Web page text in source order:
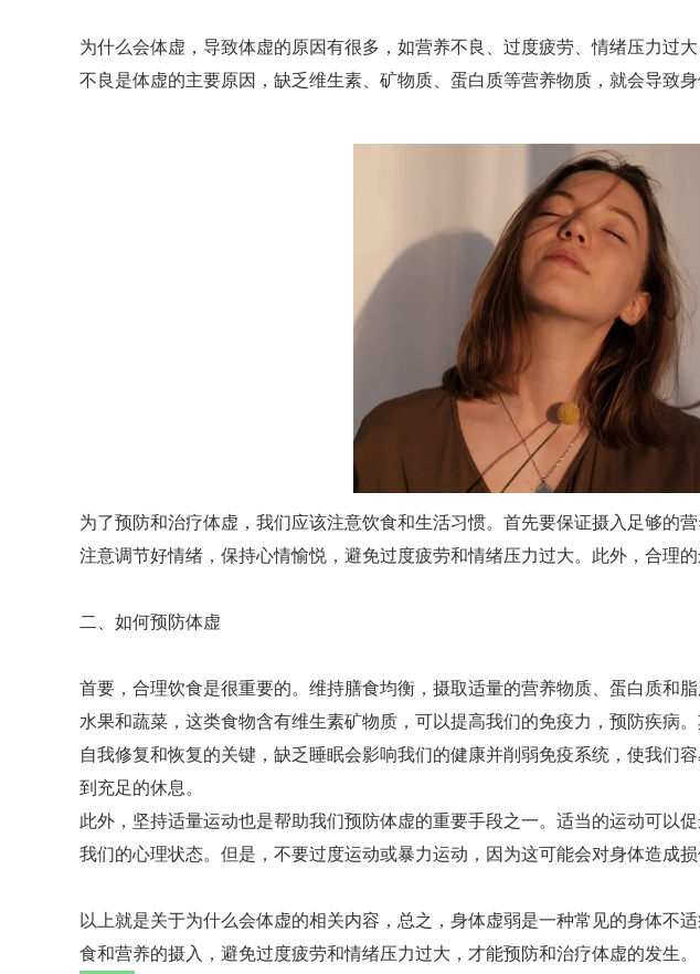
为什么会体虚，导致体虚的原因有很多，如营养不良、过度疲劳、情绪压力过
不良是体虚的主要原因，缺乏维生素、矿物质、蛋白质等营养物质，就会导致身
为了预防和治疗体虚，我们应该注意饮食和生活习惯。首先要保证摄入足够的
注意调节好情绪，保持心情愉悦，避免过度疲劳和情绪压力过大。此外，合理
二、如何预防体虚
首要，合理饮食是很重要的。维持膳食均衡，摄取适量的营养物质、蛋白质和
水果和蔬菜，这类食物含有维生素矿物质，可以提高我们的免疫力，预防疾病
自我修复和恢复的关键，缺乏睡眠会影响我们的健康并削弱免疫系统，使我们
到充足的休息。
此外，坚持适量运动也是帮助我们预防体虚的重要手段之一。适当的运动可以
我们的心理状态。但是，不要过度运动或暴力运动，因为这可能会对身体造成损
以上就是关于为什么会体虚的相关内容，总之，身体虚弱是一种常见的身体不
食和营养的摄入，避免过度疲劳和情绪压力过大，才能预防和治疗体虚的发生。